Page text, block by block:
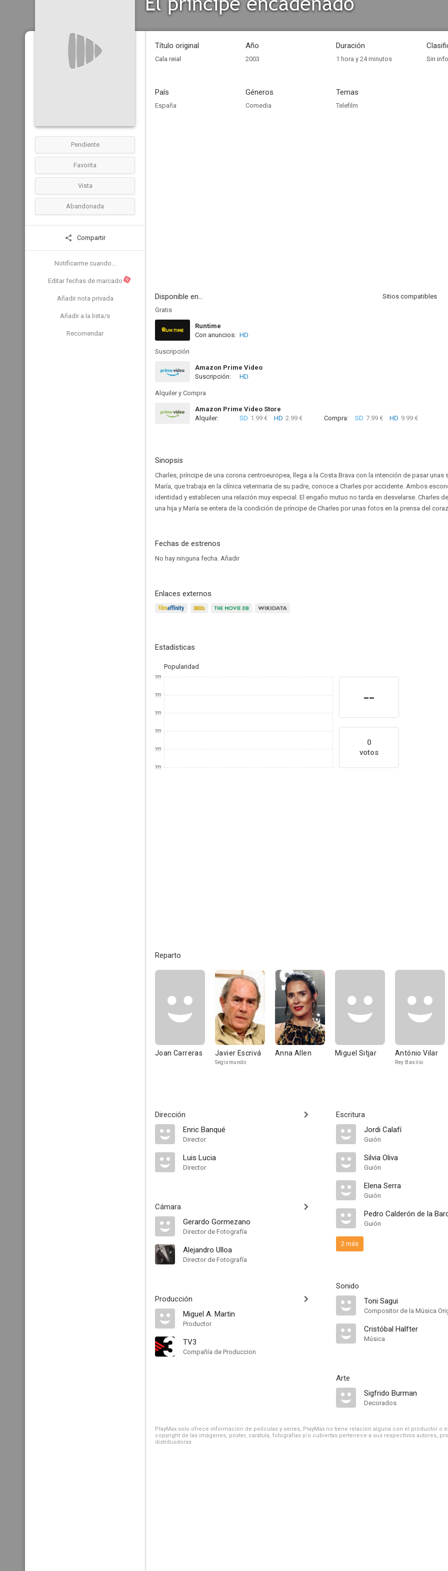
Pendiente
Favorita
Vista
Abandonada
Compartir
Notificarme cuando...
Editar fechas de marcado N
Añadir nota privada
Añadir a la lista/s
Recomendar
Título original
Cala reial
Año
2003
Duración
1 hora y 24 minutos Sin
País
España
Géneros
Comedia
Temas
Telefilm
Disponible en...
Sitios compatibles
Gratis
Runtime
Con anuncios: HD
Suscripción
Amazon Prime Video
Suscripción:
HD
Alquiler y Compra
Amazon Prime Video Store
Alquiler:
SD 1.99 € HD 2.99 € Compra: SD 7.99 € HD 9.99 €
Sinopsis
Charles, príncipe de una corona centroeuropea, llega a la Costa Brava con la intención de pasar unas
María, que trabaja en la clínica veterinaria de su padre, conoce a Charles por accidente. Ambos
identidad y establecen una relación muy especial. El engaño mutuo no tarda en desvelarse. Charles
una hija y María se entera de la condición de príncipe de Charles por unas fotos en la prensa del
Fechas de estrenos
No hay ninguna fecha. Añadir
Enlaces externos
Estadísticas
Popularidad
???
???
???
???
???
???
--
0
votos
Reparto
Joan Carreras Javier Escrivá
Segismundo
Anna Allen Miguel Sitjar António Vilar
Rey Basilio
Dirección
Enric Banqué
Director
Luis Lucia
Director
Cámara
Gerardo Gormezano
Director de Fotografía
Alejandro Ulloa
Director de Fotografía
Producción
Miguel A. Martin
Productor
TV3
Compañía de Produccion
Escritura
Jordi Calafí
Guión
Silvia Oliva
Guión
Elena Serra
Guión
Pedro Calderón de la
Guión
2 más
Sonido
Toni Sagui
Compositor de la Música
Cristóbal Halfter
Música
Arte
Sigfrido Burman
Decorados
PlayMax solo ofrece información de películas y series, PlayMax no tiene relación alguna con el productor o
copyright de las imágenes, póster, carátula, fotografías y/o cubiertas pertenece a sus respectivos autores,
distribuidoras.